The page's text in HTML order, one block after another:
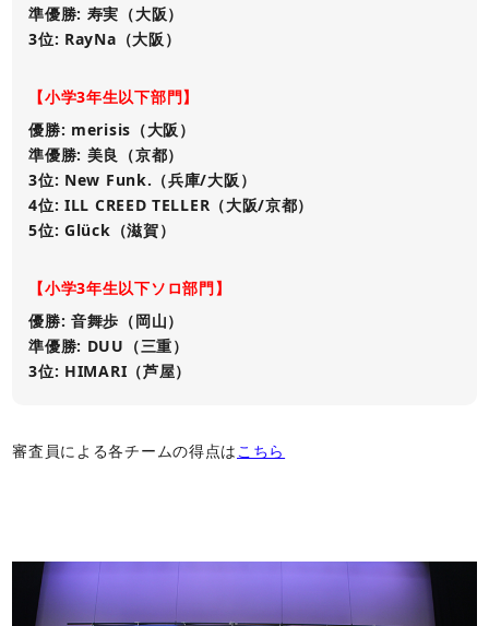
準優勝: 寿実（大阪）
3位: RayNa（大阪）
【小学3年生以下部門】
優勝: merisis（大阪）
準優勝: 美良（京都）
3位: New Funk.（兵庫/大阪）
4位: ILL CREED TELLER（大阪/京都）
5位: Glück（滋賀）
【小学3年生以下ソロ部門】
優勝: 音舞歩（岡山）
準優勝: DUU（三重）
3位: HIMARI（芦屋）
審査員による各チームの得点はこちら